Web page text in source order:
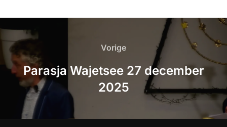
Vorige
Parasja Wajetsee 27 december
2025